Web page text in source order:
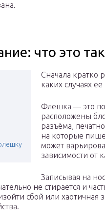
что это
Сначала кратко
каких случаях
Флешка — это
расположены
разъёма,
на которые
может
зависимости от
Записывая на
не стирается и
сбой или хаотичная